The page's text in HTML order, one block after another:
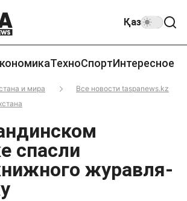
Қаз
ТехноСпортИнтересное
и мира
Все новости taspanews.kz
спасли
журавля-